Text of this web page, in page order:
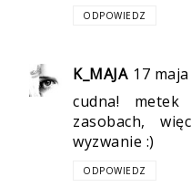
ODPOWIEDZ
K_MAJA 17
cudna!
zasobach,
wyzwanie :)
ODPOWIEDZ